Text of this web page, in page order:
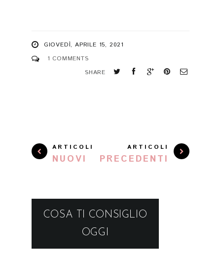
GIOVEDÌ, APRILE 15, 2021
1 COMMENTS
SHARE
ARTICOLI
NUOVI
ARTICOLI
PRECEDENTI
COSA TI CONSIGLIO
OGGI